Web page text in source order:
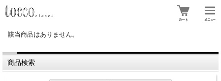
該当商品はありません。
商品検索